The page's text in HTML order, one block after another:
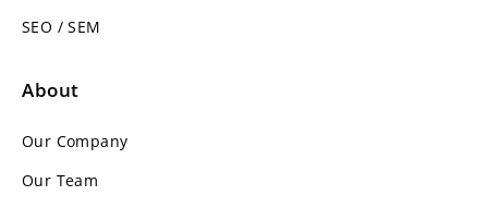
SEO / SEM
About
Our Company
Our Team